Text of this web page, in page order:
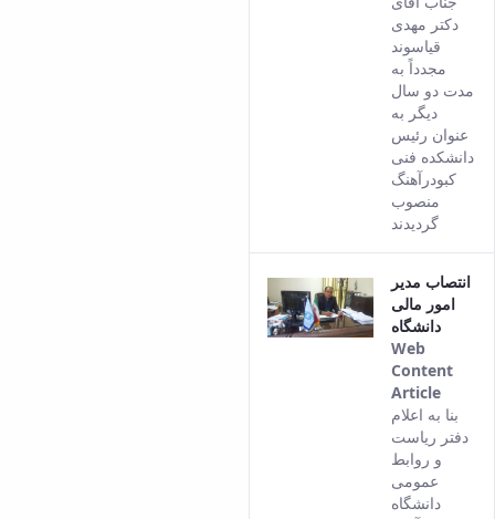
دکتر مهدی
قیاسوند
مجدداً به
مدت دو سال
دیگر به
عنوان رئیس
دانشکده فنی
کبودرآهنگ
منصوب
گردیدند
انتصاب مدیر
امور مالی
دانشگاه
Web
Content
Article
This
result
بنا به اعلام
دفتر ریاست
و روابط
عمومی
دانشگاه